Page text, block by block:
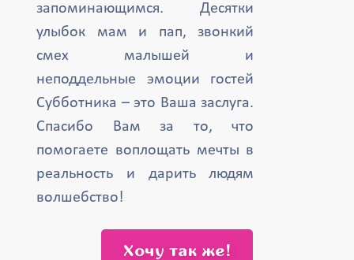
запоминающимся. Десятки
улыбок мам и пап, звонкий
смех малышей и
неподдельные эмоции гостей
Субботника – это Ваша заслуга.
Спасибо Вам за то, что
помогаете воплощать мечты в
реальность и дарить людям
волшебство!
Хочу так же!